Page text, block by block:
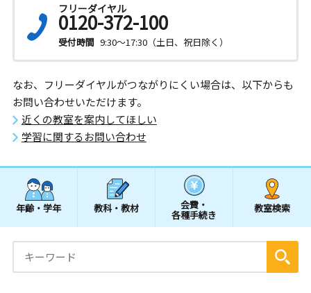
フリーダイヤル
0120-372-100
受付時間 9:30～17:30（土日、祝日除く）
なお、フリーダイヤルがつながりにくい場合は、以下からも
お問い合わせいただけます。
近くの教室を案内してほしい
学習に関するお問い合わせ
年齢・学年 教科・教材 会費・
各種手続き
教室検索